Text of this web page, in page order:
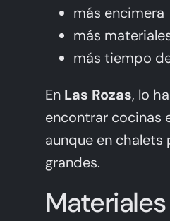
más encimera
más
más tiempo
En Las Rozas, lo
encontrar cocinas
aunque en chalets
grandes.
Materiales